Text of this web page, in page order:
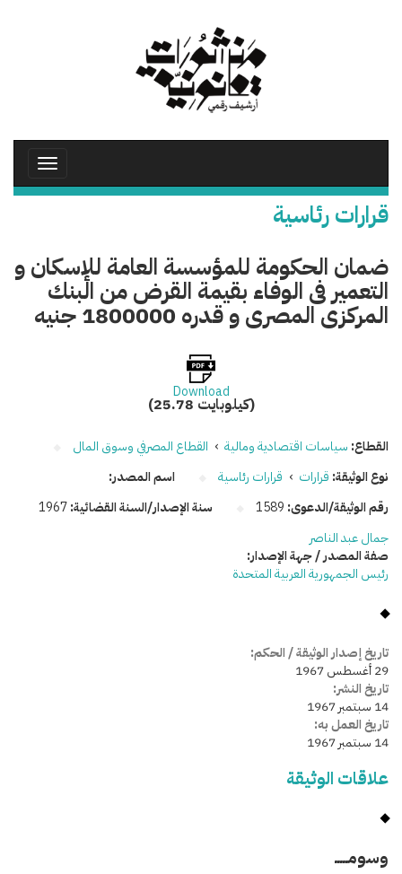
Toggle
قرارات رئاسية
ضمان الحكومة للمؤسسة العامة للإسكان و
التعمير فى الوفاء بقيمة القرض من البنك
المركزى المصرى و قدره 1800000 جنيه
Download
(25.78 كيلوبايت)
القطاع: سياسات اقتصادية ومالية › القطاع المصرفي وسوق المال
نوع الوثيقة: قرارات › قرارات رئاسية
رقم الوثيقة/الدعوى: 1589 سنة الإصدار/السنة القضائية:1967
اسم المصدر:
جمال عبد الناصر
صفة المصدر / جهة الإصدار:
رئيس الجمهورية العربية المتحدة
تاريخ إصدار الوثيقة / الحكم:
29 أغسطس 1967
تاريخ النشر:
14 سبتمبر 1967
تاريخ العمل به:
14 سبتمبر 1967
علاقات الوثيقة
وسومـــــ